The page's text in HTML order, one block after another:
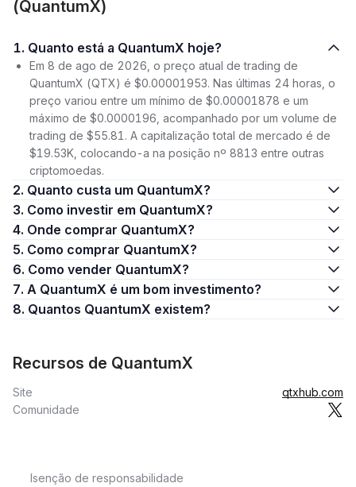
(QuantumX)
1. Quanto está a QuantumX hoje?
Em 8 de ago de 2026, o preço atual de trading de
QuantumX (QTX) é $0.00001953. Nas últimas 24 horas, o
preço variou entre um mínimo de $0.00001878 e um
máximo de $0.0000196, acompanhado por um volume de
trading de $55.81. A capitalização total de mercado é de
$19.53K, colocando-a na posição nº 8813 entre outras
criptomoedas.
2. Quanto custa um QuantumX?
3. Como investir em QuantumX?
4. Onde comprar QuantumX?
5. Como comprar QuantumX?
6. Como vender QuantumX?
7. A QuantumX é um bom investimento?
8. Quantos QuantumX existem?
Recursos de QuantumX
Site
qtxhub.com
Comunidade
Isenção de responsabilidade